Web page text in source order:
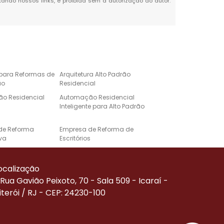
Reformas de
Arquitetura Alto Padrão
Residencial
Residencial
Automação Residencial
Inteligente para Alto Padrão
Reforma
Empresa de Reforma de
Escritórios
Residenciais de
Serviço de Automação
Rua Gavião Peixoto, 70 - Sala 509 - Icaraí -
/ RJ - CEP: 24230-100